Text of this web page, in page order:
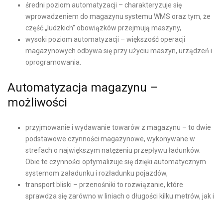
średni poziom automatyzacji – charakteryzuje się
wprowadzeniem do magazynu systemu WMS oraz tym, że
część „ludzkich” obowiązków przejmują maszyny,
wysoki poziom automatyzacji – większość operacji
magazynowych odbywa się przy użyciu maszyn, urządzeń i
oprogramowania.
Automatyzacja magazynu –
możliwości
przyjmowanie i wydawanie towarów z magazynu – to dwie
podstawowe czynności magazynowe, wykonywane w
strefach o największym natężeniu przepływu ładunków.
Obie te czynności optymalizuje się dzięki automatycznym
systemom załadunku i rozładunku pojazdów,
transport bliski – przenośniki to rozwiązanie, które
sprawdza się zarówno w liniach o długości kilku metrów, jak i